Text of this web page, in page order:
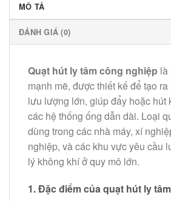
MÔ TẢ
ĐÁNH GIÁ (0)
Quạt hút ly tâm công nghiệp là
mạnh mẽ, được thiết kế để tạo
lưu lượng lớn, giúp đẩy hoặc hút
các hệ thống ống dẫn dài. Loại
dùng trong các nhà máy, xí
nghiệp, và các khu vực yêu cầu
lý không khí ở quy mô lớn.
1.Đặc điểm của quạt hút ly